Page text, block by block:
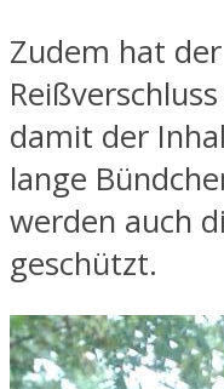
Zudem hat
damit der
lange
werden auch
geschützt.